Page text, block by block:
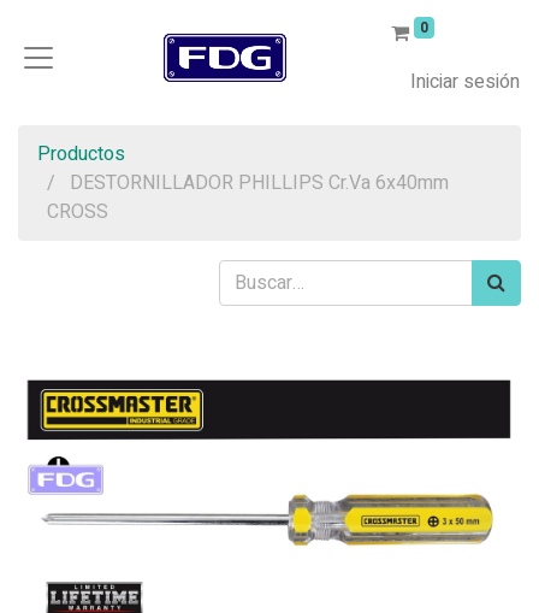
0
Iniciar sesión
Productos
DESTORNILLADOR PHILLIPS Cr.Va 6x40mm
CROSS